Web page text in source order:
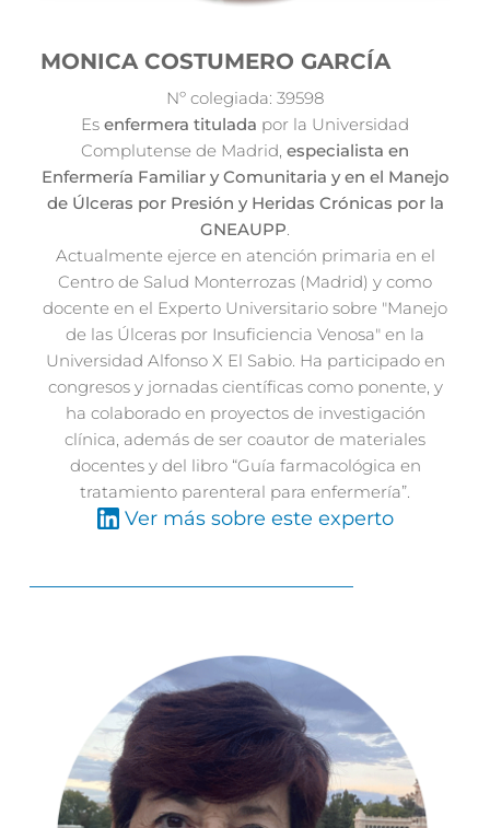
MONICA COSTUMERO GARCÍA
Nº colegiada: 39598
Es enfermera titulada por la Universidad
Complutense de Madrid, especialista en
Enfermería Familiar y Comunitaria y en el Manejo
de Úlceras por Presión y Heridas Crónicas por la
GNEAUPP.
Actualmente ejerce en atención primaria en el
Centro de Salud Monterrozas (Madrid) y como
docente en el Experto Universitario sobre "Manejo
de las Úlceras por Insuficiencia Venosa" en la
Universidad Alfonso X El Sabio. Ha participado en
congresos y jornadas científicas como ponente, y
ha colaborado en proyectos de investigación
clínica, además de ser coautor de materiales
docentes y del libro “Guía farmacológica en
tratamiento parenteral para enfermería”.
Ver más sobre este experto